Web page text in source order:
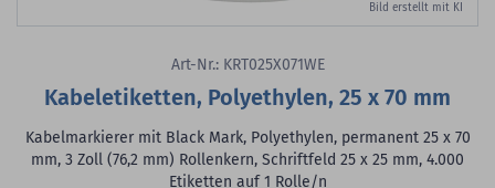
Bild erstellt mit KI
Art-Nr.: KRT025X071WE
Kabeletiketten, Polyethylen, 25 x 70 mm
Kabelmarkierer mit Black Mark, Polyethylen, permanent 25 x 70
mm, 3 Zoll (76,2 mm) Rollenkern, Schriftfeld 25 x 25 mm, 4.000
Etiketten auf 1 Rolle/n